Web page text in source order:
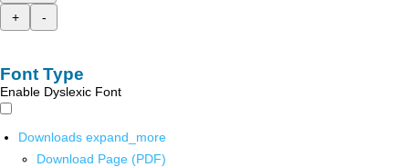
+
-
Font Type
Enable Dyslexic Font
Downloads expand_more
Download Page (PDF)